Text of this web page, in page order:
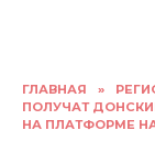
ГЛАВНАЯ »
ПОЛУЧАТ
НА ПЛАТФОРМЕ